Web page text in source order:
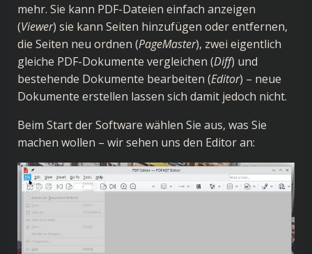
mehr. Sie kann PDF-Dateien einfach anzeigen
(Viewer) sie kann Seiten hinzufügen oder entfernen,
die Seiten neu ordnen (PageMaster), zwei eigentlich
gleiche PDF-Dokumente vergleichen (Diff) und
bestehende Dokumente bearbeiten (Editor) – neue
Dokumente erstellen lassen sich damit jedoch nicht.
Beim Start der Software wählen Sie aus, was Sie
machen wollen – wir sehen uns den Editor an: